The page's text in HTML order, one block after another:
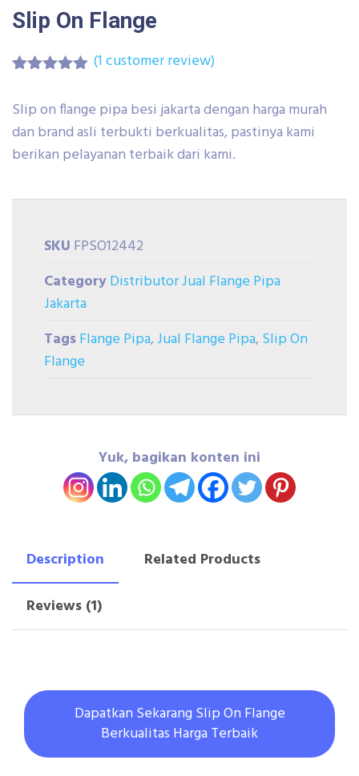
Slip On Flange
based on
customer
rating
(1customer review)
Slip on flange pipa besi jakarta dengan harga murah
dan brand asli terbukti berkualitas, pastinya kami
berikan pelayanan terbaik dari kami.
SKU FPSO12442
CategoryDistributor Jual Flange Pipa
Jakarta
TagsFlange Pipa,Jual Flange Pipa, Slip On
Flange
Yuk, bagikan konten ini
Description
Related Products
Reviews (1)
Dapatkan Sekarang Slip On Flange
Berkualitas Harga Terbaik